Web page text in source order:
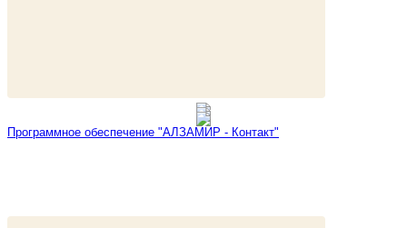
Программное обеспечение "АЛЗАМИР - Контакт"